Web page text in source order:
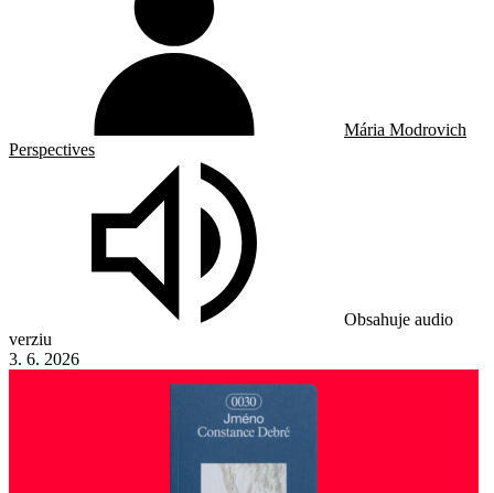
Mária Modrovich
Perspectives
Obsahuje audio
verziu
3. 6. 2026